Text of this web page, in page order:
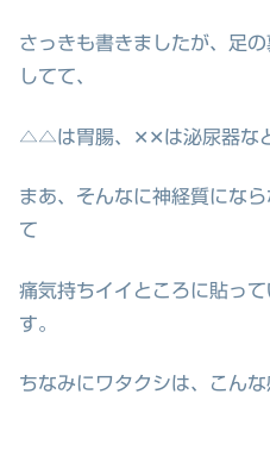
さっきも書きましたが、足
してて、
△△は胃腸、✕✕は泌尿器など
まあ、そんなに神経質にな
て
痛気持ちイイところに貼っ
す。
ちなみにワタクシは、こんな